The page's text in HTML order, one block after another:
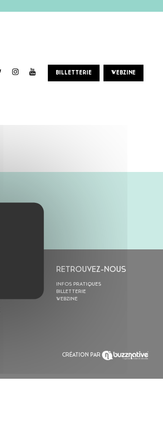
BILLETTERIE WEBZINE
RETROUVEZ-NOUS
INFOS PRATIQUES
BILLETTERIE
WEBZINE
CRÉATION PAR